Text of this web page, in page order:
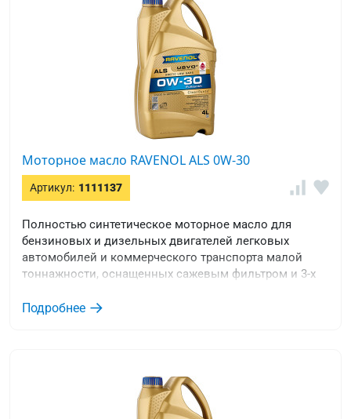
Моторное масло RAVENOL ALS 0W-30
Артикул: 1111137
Полностью синтетическое моторное масло для
бензиновых и дизельных двигателей легковых
автомобилей и коммерческого транспорта малой
тоннажности, оснащенных сажевым фильтром и 3-х
Подробнее